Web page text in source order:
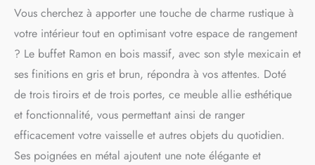
Vous cherchez à apporter une touche de charme rustique à
votre intérieur tout en optimisant votre espace de rangement
? Le buffet Ramon en bois massif, avec son style mexicain et
ses finitions en gris et brun, répondra à vos attentes. Doté
de trois tiroirs et de trois portes, ce meuble allie esthétique
et fonctionnalité, vous permettant ainsi de ranger
efficacement votre vaisselle et autres objets du quotidien.
Ses poignées en métal ajoutent une note élégante et